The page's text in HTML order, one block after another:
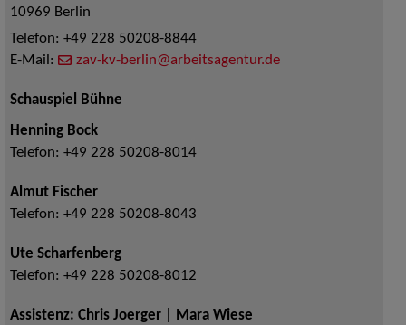
10969 Berlin
Telefon: +49 228 50208-8844
E-Mail:
zav-kv-berlin@arbeitsagentur.de
Schauspiel Bühne
Henning Bock
Telefon: +49 228 50208-8014
Almut Fischer
Telefon: +49 228 50208-8043
Ute Scharfenberg
Telefon: +49 228 50208-8012
Assistenz: Chris Joerger | Mara Wiese